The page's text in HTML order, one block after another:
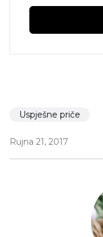
Uspješne priče
Rujna 21, 2017